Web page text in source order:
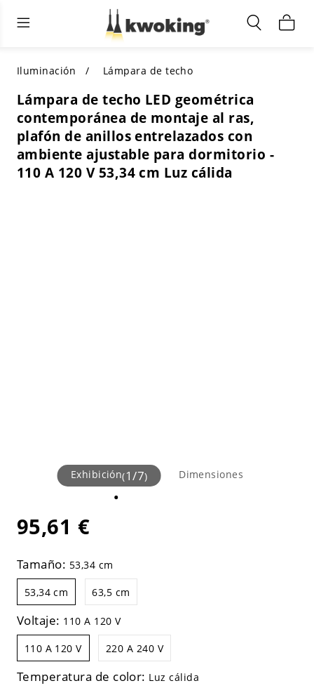
Muebles de sala de estar
TODOS LOS MUEBLES DE SALÓN
SELECCIONES DESTACADAS
COMPRAR POR ESTILO
Comprar por características
Iluminación interior
Comprar por categoría
COMPRAR POR ESTILO
Shop by Colors
COMPRAR POR DISEÑO
Iluminación exterior
TODA LA ILUMINACIÓN PARA
COMPRAR POR CATEGORÍA
COMPRAR POR ESTILO
Iluminación Lámpara de techo
Lámpara de techo LED geométrica
contemporánea de montaje al ras,
plafón de anillos entrelazados con
ambiente ajustable para dormitorio -
110 A 120 V 53,34 cm Luz cálida
Exhibición(1/7) Dimensiones
95,61 €
Tamaño: 53,34 cm
53,34 cm 63,5 cm
Voltaje: 110 A 120 V
110 A 120 V 220 A 240 V
Temperatura de color: Luz cálida